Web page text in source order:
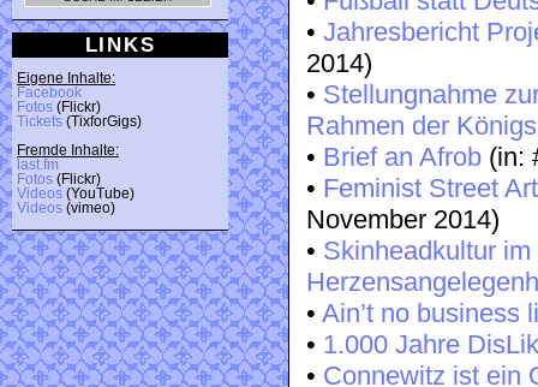
LINKS
Eigene Inhalte:
Facebook
Fotos (Flickr)
Tickets (TixforGigs)
Fremde Inhalte:
last.fm
Fotos (Flickr)
Videos (YouTube)
Videos (vimeo)
• Jahresbericht
2014)
• Stellungnahme
Rahmen der
• Brief an Afrob (in:
• Feminist Street
November 2014)
• Skinheadkultur
• Ain’t no business
• 1.000 Jahre
• Connewitz ist ein